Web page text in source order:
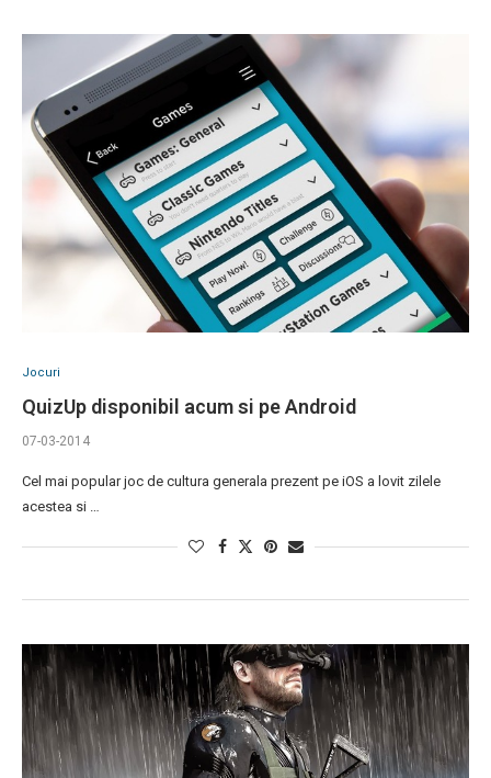
Jocuri
QuizUp disponibil acum si pe Android
07-03-2014
Cel mai popular joc de cultura generala prezent pe iOS a lovit zilele
acestea si …